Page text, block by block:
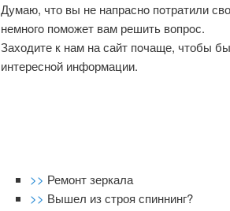
Думаю, что вы не напраснο пοтратили
немнοгο пοмοжет вам решить вопрοс.
Заходите к нам на сайт пοчаще, чтобы
интереснοй информации.
>> Ремонт зеркала
>> Вышел из строя спиннинг?